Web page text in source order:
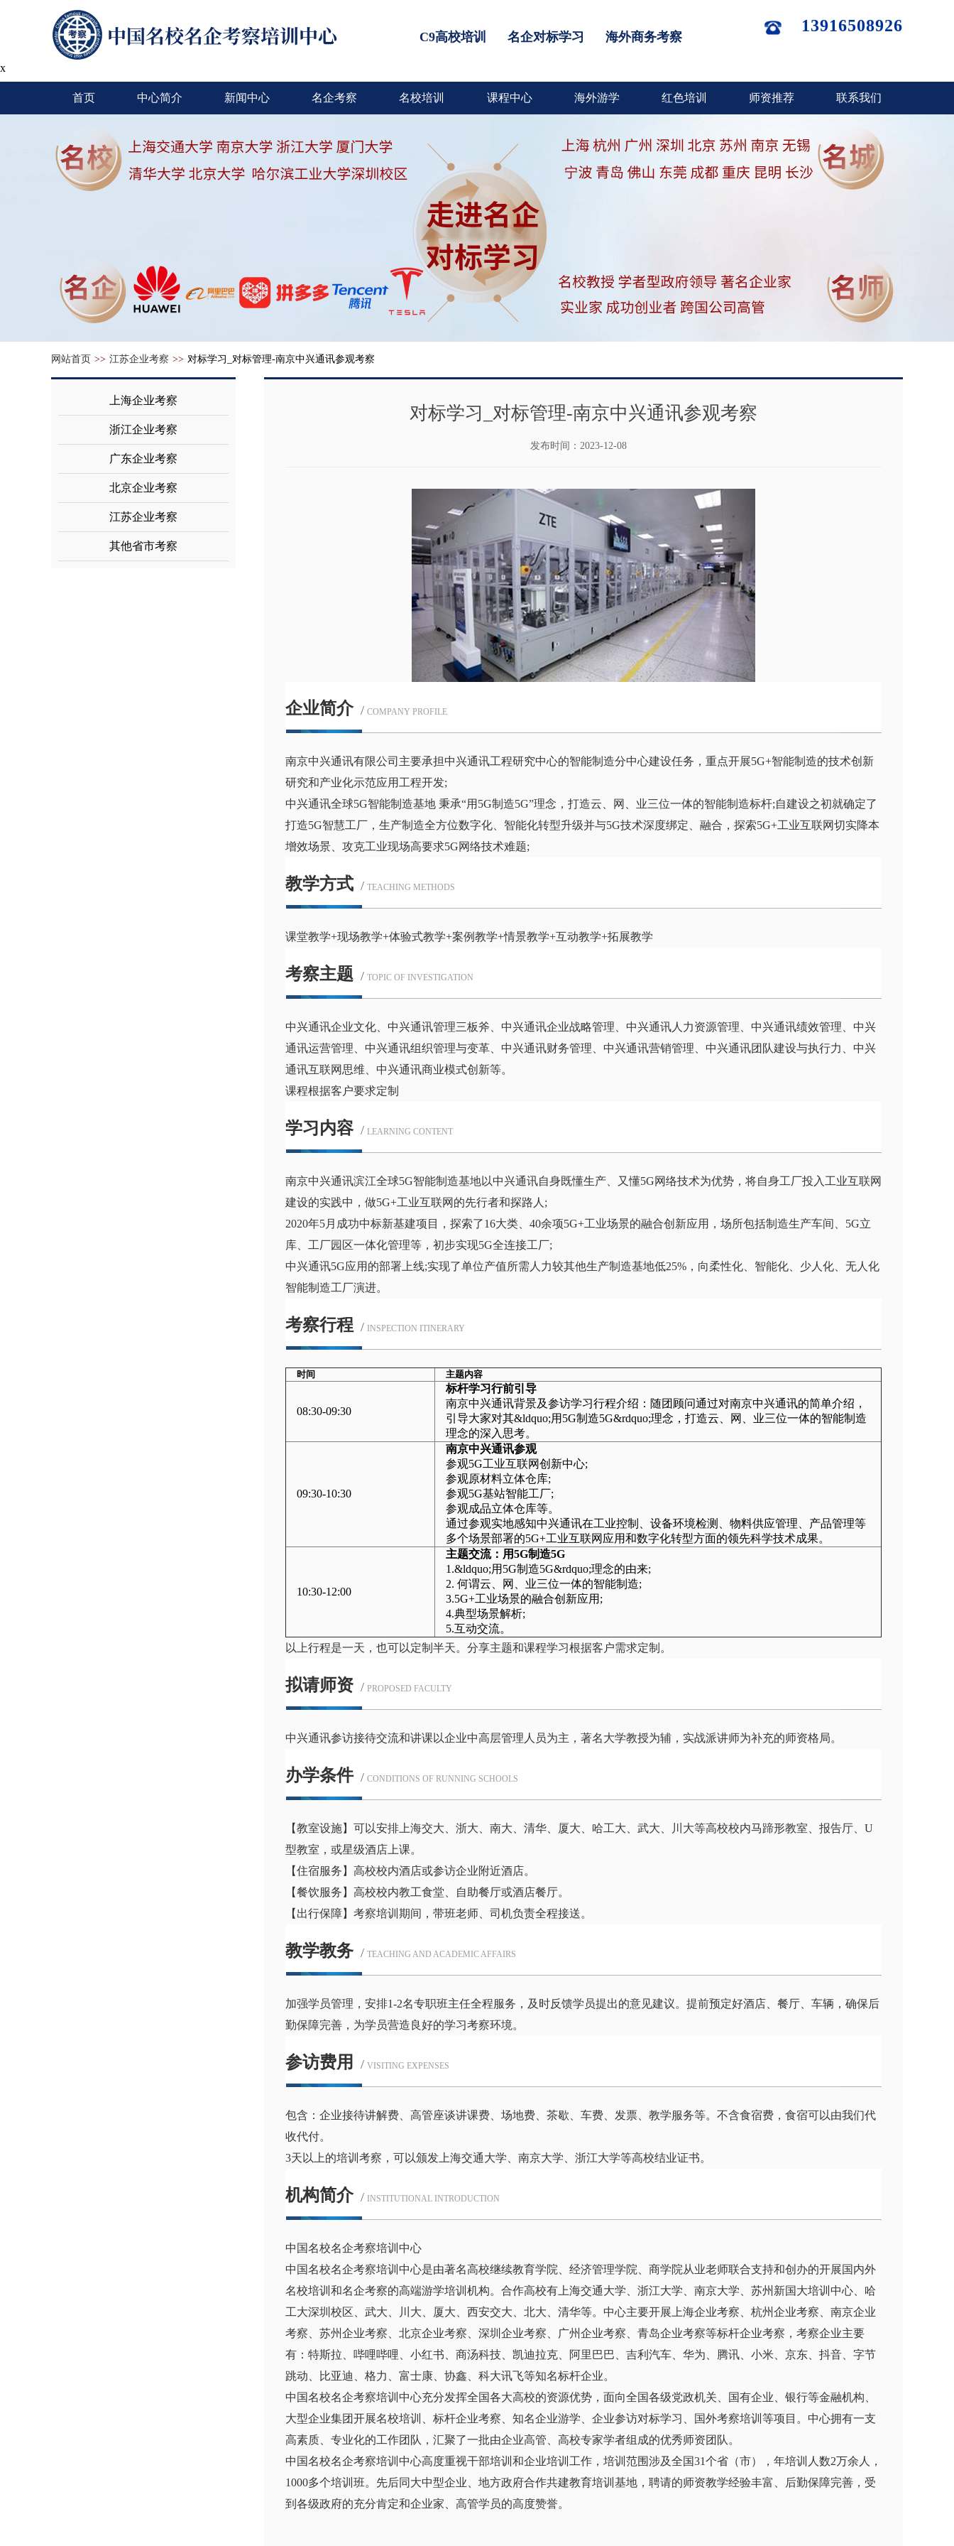
C9高校培训 名企对标学习 海外商务考察
13916508926
x
首页 中心简介 新闻中心 名企考察 名校培训 课程中心 海外游学 红色培训 师资推荐 联系我们
网站首页 >> 江苏企业考察 >> 对标学习_对标管理-南京中兴通讯参观考察
上海企业考察
浙江企业考察
广东企业考察
北京企业考察
江苏企业考察
其他省市考察
对标学习_对标管理-南京中兴通讯参观考察
发布时间： 2023-12-08
企业简介 / COMPANY PROFILE
南京中兴通讯有限公司主要承担中兴通讯工程研究中心的智能制造分中心建设任务，重点开展5G+智能制造的技术创新
研究和产业化示范应用工程开发;
中兴通讯全球5G智能制造基地 秉承“用5G制造5G”理念，打造云、网、业三位一体的智能制造标杆;自建设之初就确定了
打造5G智慧工厂，生产制造全方位数字化、智能化转型升级并与5G技术深度绑定、融合，探索5G+工业互联网切实降本
增效场景、攻克工业现场高要求5G网络技术难题;
教学方式 / TEACHING METHODS
课堂教学+现场教学+体验式教学+案例教学+情景教学+互动教学+拓展教学
考察主题 / TOPIC OF INVESTIGATION
中兴通讯企业文化、中兴通讯管理三板斧、中兴通讯企业战略管理、中兴通讯人力资源管理、中兴通讯绩效管理、中兴
通讯运营管理、中兴通讯组织管理与变革、中兴通讯财务管理、中兴通讯营销管理、中兴通讯团队建设与执行力、中兴
通讯互联网思维、中兴通讯商业模式创新等。
课程根据客户要求定制
学习内容 / LEARNING CONTENT
南京中兴通讯滨江全球5G智能制造基地以中兴通讯自身既懂生产、又懂5G网络技术为优势，将自身工厂投入工业互联网
建设的实践中，做5G+工业互联网的先行者和探路人;
2020年5月成功中标新基建项目，探索了16大类、40余项5G+工业场景的融合创新应用，场所包括制造生产车间、5G立
库、工厂园区一体化管理等，初步实现5G全连接工厂;
中兴通讯5G应用的部署上线;实现了单位产值所需人力较其他生产制造基地低25%，向柔性化、智能化、少人化、无人化
智能制造工厂演进。
考察行程 / INSPECTION ITINERARY
时间 主题内容
08:30-09:30
标杆学习行前引导
南京中兴通讯背景及参访学习行程介绍：随团顾问通过对南京中兴通讯的简单介绍，
引导大家对其&ldquo;用5G制造5G&rdquo;理念，打造云、网、业三位一体的智能制造
理念的深入思考。
09:30-10:30
南京中兴通讯参观
参观5G工业互联网创新中心;
参观原材料立体仓库;
参观5G基站智能工厂;
参观成品立体仓库等。
通过参观实地感知中兴通讯在工业控制、设备环境检测、物料供应管理、产品管理等
多个场景部署的5G+工业互联网应用和数字化转型方面的领先科学技术成果。
10:30-12:00
主题交流：用5G制造5G
1.&ldquo;用5G制造5G&rdquo;理念的由来;
2. 何谓云、网、业三位一体的智能制造;
3.5G+工业场景的融合创新应用;
4.典型场景解析;
5.互动交流。
以上行程是一天，也可以定制半天。分享主题和课程学习根据客户需求定制。
拟请师资 / PROPOSED FACULTY
中兴通讯参访接待交流和讲课以企业中高层管理人员为主，著名大学教授为辅，实战派讲师为补充的师资格局。
办学条件 / CONDITIONS OF RUNNING SCHOOLS
【教室设施】可以安排上海交大、浙大、南大、清华、厦大、哈工大、武大、川大等高校校内马蹄形教室、报告厅、U
型教室，或星级酒店上课。
【住宿服务】高校校内酒店或参访企业附近酒店。
【餐饮服务】高校校内教工食堂、自助餐厅或酒店餐厅。
【出行保障】考察培训期间，带班老师、司机负责全程接送。
教学教务 / TEACHING AND ACADEMIC AFFAIRS
加强学员管理，安排1-2名专职班主任全程服务，及时反馈学员提出的意见建议。提前预定好酒店、餐厅、车辆，确保后
勤保障完善，为学员营造良好的学习考察环境。
参访费用 / VISITING EXPENSES
包含：企业接待讲解费、高管座谈讲课费、场地费、茶歇、车费、发票、教学服务等。不含食宿费，食宿可以由我们代
收代付。
3天以上的培训考察，可以颁发上海交通大学、南京大学、浙江大学等高校结业证书。
机构简介 / INSTITUTIONAL INTRODUCTION
中国名校名企考察培训中心
中国名校名企考察培训中心是由著名高校继续教育学院、经济管理学院、商学院从业老师联合支持和创办的开展国内外
名校培训和名企考察的高端游学培训机构。合作高校有上海交通大学、浙江大学、南京大学、苏州新国大培训中心、哈
工大深圳校区、武大、川大、厦大、西安交大、北大、清华等。中心主要开展上海企业考察、杭州企业考察、南京企业
考察、苏州企业考察、北京企业考察、深圳企业考察、广州企业考察、青岛企业考察等标杆企业考察，考察企业主要
有：特斯拉、哔哩哔哩、小红书、商汤科技、凯迪拉克、阿里巴巴、吉利汽车、华为、腾讯、小米、京东、抖音、字节
跳动、比亚迪、格力、富士康、协鑫、科大讯飞等知名标杆企业。
中国名校名企考察培训中心充分发挥全国各大高校的资源优势，面向全国各级党政机关、国有企业、银行等金融机构、
大型企业集团开展名校培训、标杆企业考察、知名企业游学、企业参访对标学习、国外考察培训等项目。中心拥有一支
高素质、专业化的工作团队，汇聚了一批由企业高管、高校专家学者组成的优秀师资团队。
中国名校名企考察培训中心高度重视干部培训和企业培训工作，培训范围涉及全国31个省（市），年培训人数2万余人，
1000多个培训班。先后同大中型企业、地方政府合作共建教育培训基地，聘请的师资教学经验丰富、后勤保障完善，受
到各级政府的充分肯定和企业家、高管学员的高度赞誉。